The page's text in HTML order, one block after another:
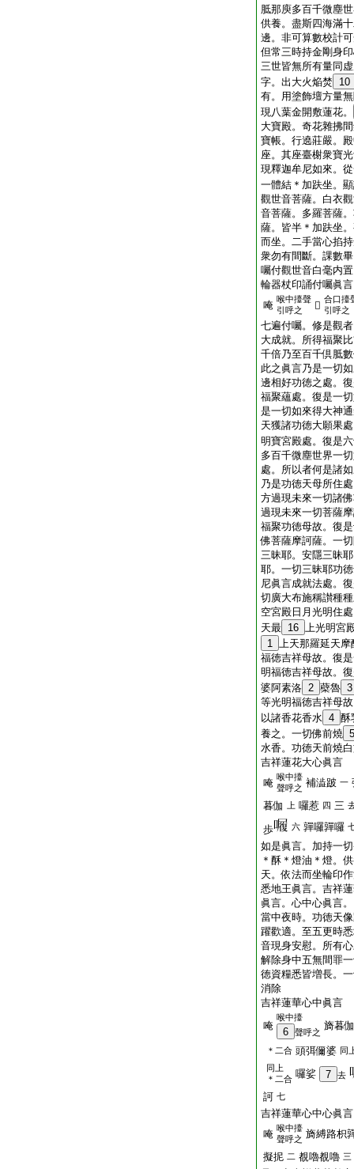
胝那庾多百千微塵
供養。盡斯四海滿
邊。非可算數校計
但常三時持金剛身
三世皆無所有量同
字。出大火焔焚
10
有。用塗飾壇方量
現八葉金開敷蓮花。
大寶殿。奇花雜拂
寶帳。行遶莊嚴。
座。其座臺榭衆寶
現釋迦牟尼如來。
一體結＊加趺坐。
觀世音菩薩。白衣
音菩薩。多羅菩薩
薩。皆半＊加趺坐
而坐。二手當心掐
衆勿有間斷。課數
囑付觀世音白毫内
輪器杖印誦付囑眞言
唵 喉中擡聲
引呼之
𤙖
合口擡
引呼之
七遍付囑。修是觀
大成就。所得福聚
千倍乃至百千倶胝
此之眞言乃是一切
邊相好功徳之處。
福聚蘊處。復是一
是一切如來得大神
天獲諸功徳大願果
明寶宮殿處。復是
多百千微塵世界一
處。所以者何是諸
乃是功徳天母所住
方過現未來一切諸
過現未來一切菩薩
福聚功徳母故。復
佛菩薩摩訶薩。一
三昧耶。安隱三昧
耶。一切三昧耶功
尼眞言成就法處。
切廣大布施稱讃種
空宮殿日月光明住
天最 16 上光明宮
1 上天那羅延天
福徳吉祥母故。復
明福徳吉祥母故。
婆阿素洛 2 蘗魯 3
等光明福徳吉祥母
以諸香花香水 4 酥
養之。一切佛前燒 5
水香。功徳天前燒
吉祥蓮花大心眞言
唵 喉中擡
聲呼之 補澁跛 一
暮伽
上 囉惹 四 三
歩 六 嚲囉嚲囉
如是眞言。加持一
＊酥＊燈油＊燈。
天。依法而坐輪印
悉地王眞言。吉祥
眞言。心中心眞言
當中夜時。功徳天
躍歡適。至五更時
音現身安慰。所有
解除身中五無間罪
徳資糧悉皆増長。
消除
吉祥蓮華心中眞言
唵
喉中擡
6 聲呼之
旖暮伽
＊二合 頭弭儞婆 同
同上
＊二合 囉娑 7 去
訶 七
吉祥蓮華心中心眞言
唵 喉中擡
聲呼之 旖縛路枳
擬抳 二 覩嚕覩嚕 三